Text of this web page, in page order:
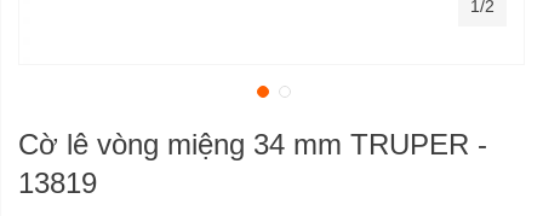
Cờ lê vòng miệng 34 mm TRUPER -
13819
1/2